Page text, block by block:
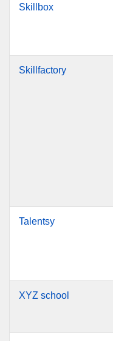
Skillbox
Skillfactory
Talentsy
XYZ school